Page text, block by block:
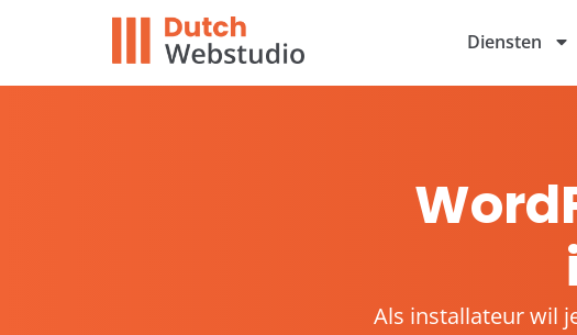
Diensten
Als installateur wil